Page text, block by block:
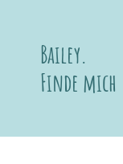
Bailey.
Finde mich